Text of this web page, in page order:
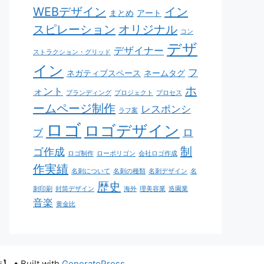
WEBデザイン まとめ アート イン
スピレーション オリジナル コン
ストラクション・グリッド デザイナー デザ
イン ネガティブスペース ネームタグ フ
ォント
ブランディング プロジェクト プロセス ホ
ームページ制作 ラフ案
レスポンシ
ブ ロゴ ロゴデザイン ロ
ゴ作成 ロゴ制作 ローポリゴン 会社ロゴ作成 制
作実績 名刺について 名刺の種類 名刺デザイン 名
刺印刷 封筒デザイン 歴史 海外 理美容業 造園業
音楽 黄金比